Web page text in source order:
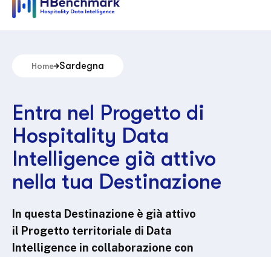
Home Sardegna
Entra nel Progetto di
Hospitality Data
Intelligence già attivo
nella tua Destinazione
In questa Destinazione è già attivo
il Progetto territoriale di Data
Intelligence in collaborazione con